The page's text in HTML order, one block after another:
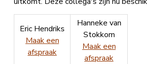
Eric Hendriks
Maak een
afspraak
Hanneke van
Stokkom
Maak een
afspraak